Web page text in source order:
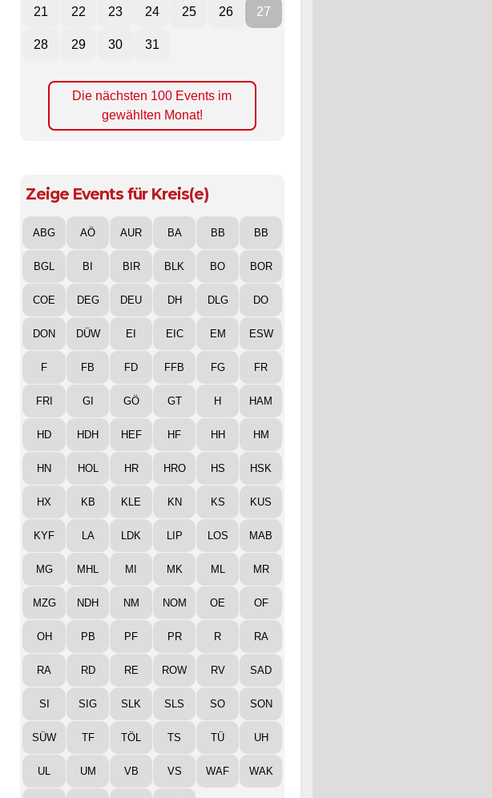
21 22 23 24 25 26 27
28 29 30 31
Die nächsten 100 Events im
gewählten Monat!
Zeige Events für Kreis(e)
ABG AÖ AUR BA BB BB
BGL BI BIR BLK BO BOR
COE DEG DEU DH DLG DO
DON DÜW EI EIC EM ESW
F FB FD FFB FG FR
FRI GI GÖ GT H HAM
HD HDH HEF HF HH HM
HN HOL HR HRO HS HSK
HX KB KLE KN KS KUS
KYF LA LDK LIP LOS MAB
MG MHL MI MK ML MR
MZG NDH NM NOM OE OF
OH PB PF PR R RA
RA RD RE ROW RV SAD
SI SIG SLK SLS SO SON
SÜW TF TÖL TS TÜ UH
UL UM VB VS WAF WAK